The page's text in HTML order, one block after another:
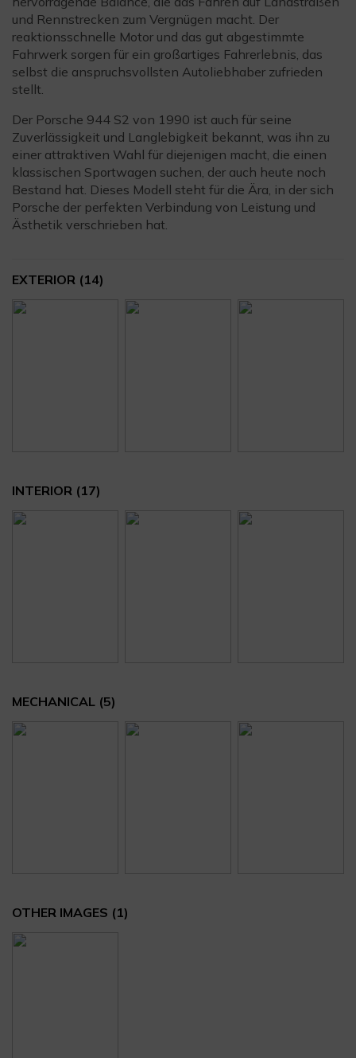
und Rennstrecken zum Vergnügen macht. Der
reaktionsschnelle Motor und das gut abgestimmte
Fahrwerk sorgen für ein großartiges Fahrerlebnis, das
selbst die anspruchsvollsten Autoliebhaber zufrieden
stellt.
Der Porsche 944 S2 von 1990 ist auch für seine
Zuverlässigkeit und Langlebigkeit bekannt, was ihn zu
einer attraktiven Wahl für diejenigen macht, die einen
klassischen Sportwagen suchen, der auch heute noch
Bestand hat. Dieses Modell steht für die Ära, in der sich
Porsche der perfekten Verbindung von Leistung und
Ästhetik verschrieben hat.
EXTERIOR (14)
INTERIOR (17)
MECHANICAL (5)
OTHER IMAGES (1)